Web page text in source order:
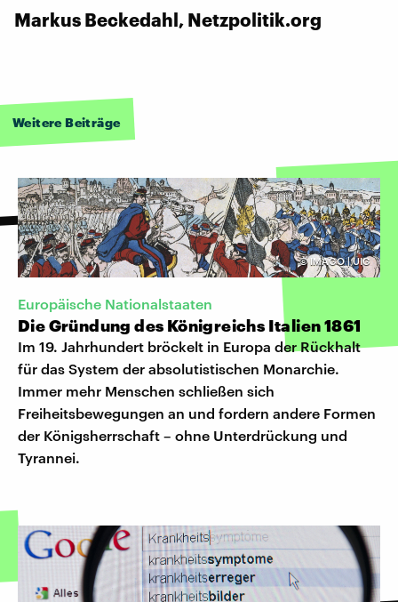
Markus Beckedahl, Netzpolitik.org
Weitere Beiträge
©IMAGO | UIG
Europäische Nationalstaaten
Die Gründung des Königreichs Italien 1861
Im 19. Jahrhundert bröckelt in Europa der Rückhalt
für das System der absolutistischen Monarchie.
Immer mehr Menschen schließen sich
Freiheitsbewegungen an und fordern andere Formen
der Königsherrschaft – ohne Unterdrückung und
Tyrannei.